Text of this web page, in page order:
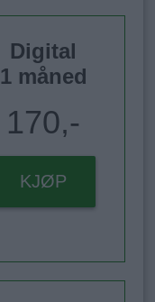
Digital
1 måned
170,-
KJØP